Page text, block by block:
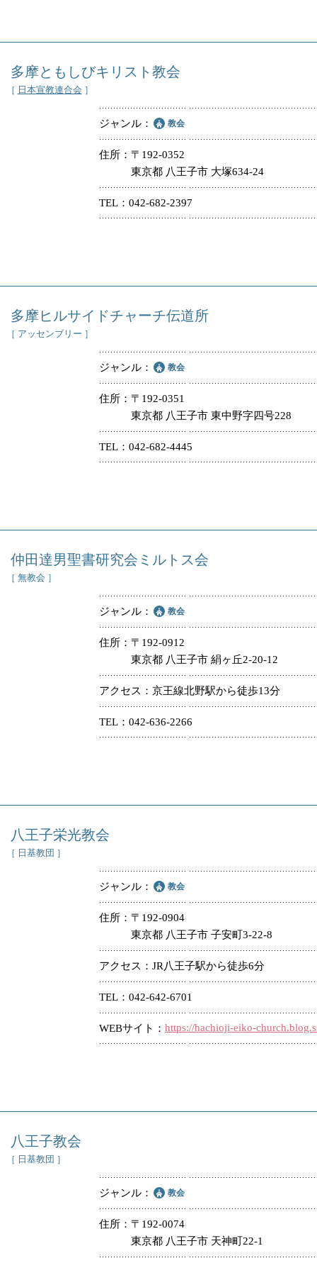
多摩ともしびキリスト教会
［ 日本宣教連合会 ］
ジャンル 教会
住所
〒192-0352
東京都 八王子市 大塚634-24
TEL 042-682-2397
多摩ヒルサイドチャーチ伝道所
［ アッセンブリー ］
ジャンル 教会
住所
〒192-0351
東京都 八王子市 東中野字四号228
TEL 042-682-4445
仲田達男聖書研究会ミルトス会
［ 無教会 ］
ジャンル 教会
住所
〒192-0912
東京都 八王子市 絹ヶ丘2-20-12
アクセス 京王線北野駅から徒歩13分
TEL 042-636-2266
八王子栄光教会
［ 日基教団 ］
ジャンル 教会
住所
〒192-0904
東京都 八王子市 子安町3-22-8
アクセス JR八王子駅から徒歩6分
TEL 042-642-6701
WEBサイト https://hachioji-eiko-
八王子教会
［ 日基教団 ］
ジャンル 教会
住所
〒192-0074
東京都 八王子市 天神町22-1